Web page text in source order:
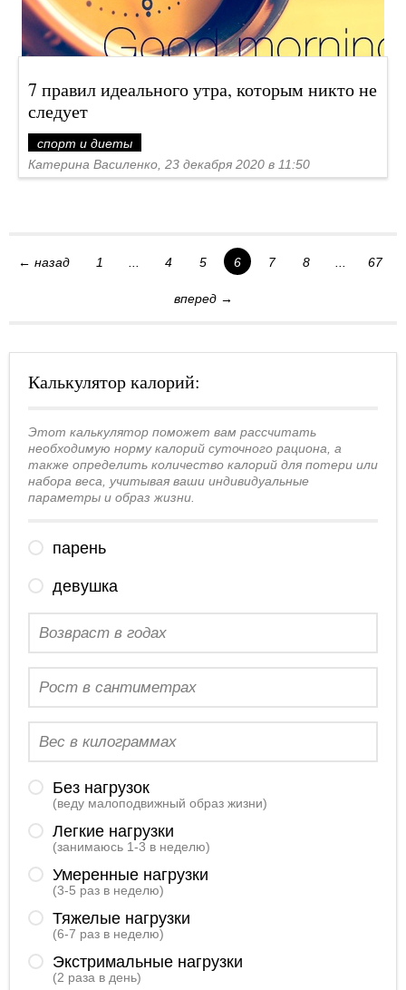
7 правил идеального утра, которым никто не
следует
спорт и диеты
Катерина Василенко, 23 декабря 2020 в 11:50
← назад 1 ... 4 5 6 7 8 ... 67
вперед →
Калькулятор калорий:
Этот калькулятор поможет вам рассчитать
необходимую норму калорий суточного рациона, а
также определить количество калорий для потери или
набора веса, учитывая ваши индивидуальные
параметры и образ жизни.
парень
девушка
Без нагрузок
(веду малоподвижный образ жизни)
Легкие нагрузки
(занимаюсь 1-3 в неделю)
Умеренные нагрузки
(3-5 раз в неделю)
Тяжелые нагрузки
(6-7 раз в неделю)
Экстримальные нагрузки
(2 раза в день)